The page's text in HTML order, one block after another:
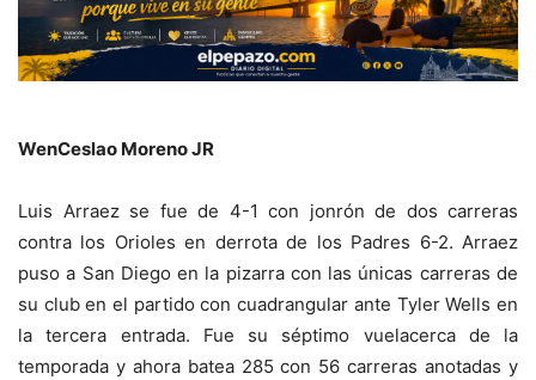
WenCeslao Moreno JR
Luis Arraez se fue de 4-1 con jonrón de dos carreras
contra los Orioles en derrota de los Padres 6-2. Arraez
puso a San Diego en la pizarra con las únicas carreras de
su club en el partido con cuadrangular ante Tyler Wells en
la tercera entrada. Fue su séptimo vuelacerca de la
temporada y ahora batea 285 con 56 carreras anotadas y